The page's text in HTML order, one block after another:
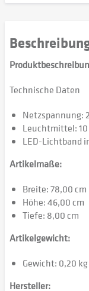
Technische Daten
Netzspannung:
Leuchtmittel:
LED-Lichtband
Artikelmaße:
Breite: 78,00 cm
Höhe: 46,00 cm
Tiefe: 8,00 cm
Artikelgewicht:
Gewicht: 0,20 kg
Hersteller: